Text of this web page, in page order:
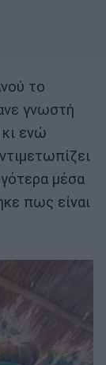
το
γνωστή
ενώ
μέσα
πως είναι